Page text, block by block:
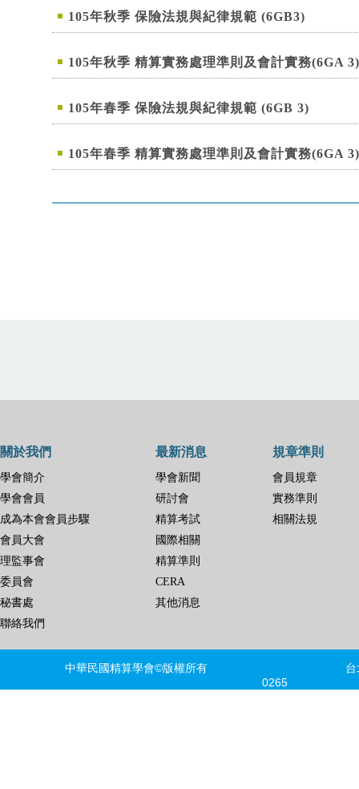
105年秋季 保險法規與紀律規範 (6GB3)
105年秋季 精算實務處理準則及會計實務(6GA 3)
105年春季 保險法規與紀律規範 (6GB 3)
105年春季 精算實務處理準則及會計實務(6GA 3)
關於我們
學會簡介
學會會員
成為本會會員步驟
會員大會
理監事會
委員會
秘書處
聯絡我們
最新消息
學會新聞
研討會
精算考試
國際相關
精算準則
CERA
其他消息
規章準則
會員規章
實務準則
相關法規
中華民國精算學會©版權所有 台北
0265